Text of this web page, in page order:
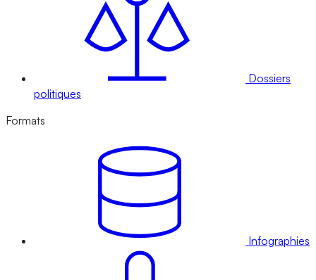
Dossiers
politiques
Formats
Infographies